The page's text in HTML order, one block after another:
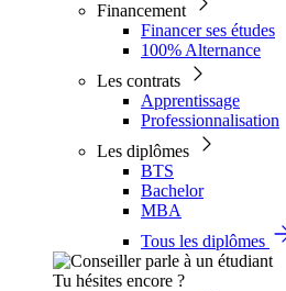
Financement
Financer ses études
100% Alternance
Les contrats
Apprentissage
Professionnalisation
Les diplômes
BTS
Bachelor
MBA
Tous les diplômes
Tu hésites encore ?